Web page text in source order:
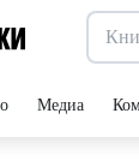
Медиа